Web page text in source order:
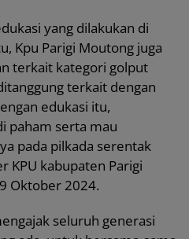
yang dilakukan di
Kpu Parigi Moutong juga
terkait kategori golput
terkait dengan
edukasi itu,
paham serta mau
pada pilkada serentak
KPU kabupaten Parigi
Oktober 2024.
seluruh generasi